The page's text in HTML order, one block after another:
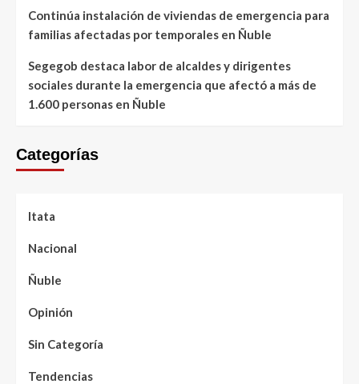
Continúa instalación de viviendas de emergencia para
familias afectadas por temporales en Ñuble
Segegob destaca labor de alcaldes y dirigentes
sociales durante la emergencia que afectó a más de
1.600 personas en Ñuble
Categorías
Itata
Nacional
Ñuble
Opinión
Sin Categoría
Tendencias